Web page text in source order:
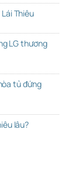
Thiêu
LG thương
tủ đứng
lâu?